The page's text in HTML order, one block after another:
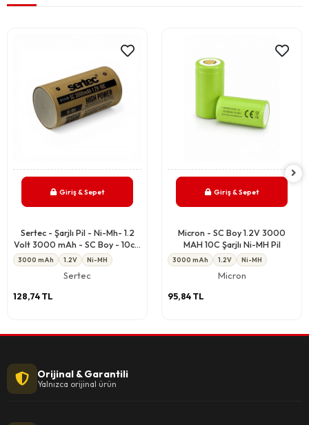
Giriş & Sepet
Sertec - Şarjlı Pil - Ni-Mh- 1.2
Volt 3000 mAh - SC Boy - 10c -
Başsız
3000 mAh 1.2V Ni-MH
Sertec
128,74 TL
Giriş & Sepet
Micron - SC Boy 1.2V 3000
MAH 10C Şarjlı Ni-MH Pil
3000 mAh 1.2V Ni-MH
Micron
95,84 TL
Orijinal & Garantili
Yalnızca orijinal ürün